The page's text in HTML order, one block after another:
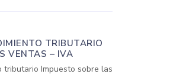
TRIBUTARIO
VENTAS – IVA
tributario Impuesto sobre las